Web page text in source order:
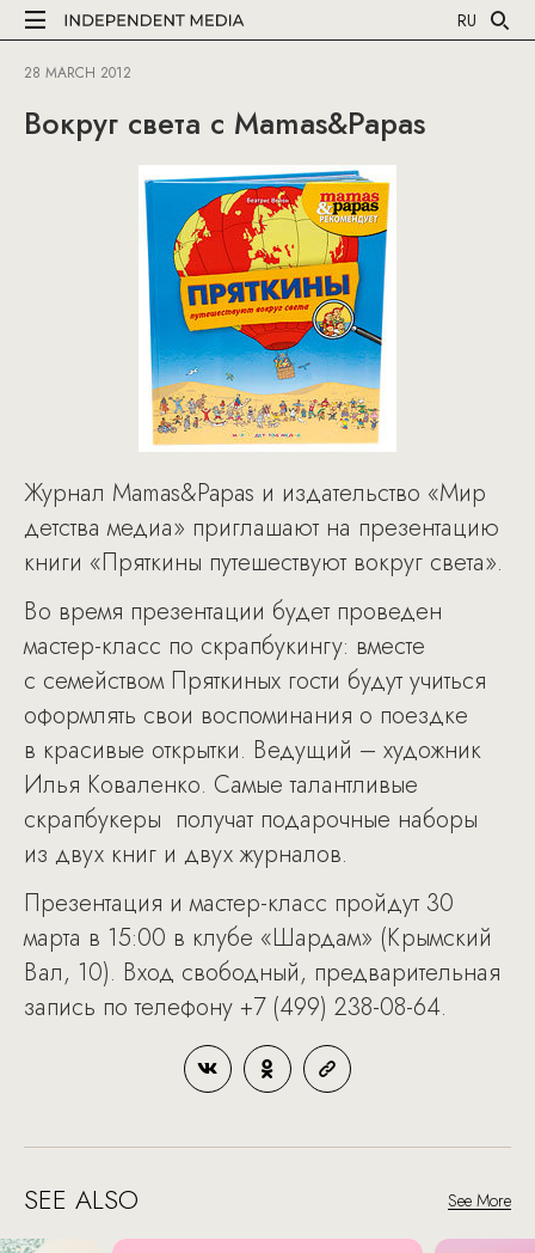
RU
28 MARCH 2012
Вокруг света с Mamas&Papas
Журнал Mamas&Papas и издательство «Мир
детства медиа» приглашают на презентацию
книги «Пряткины путешествуют вокруг света».
Во время презентации будет проведен
мастер-класс по скрапбукингу: вместе
с семейством Пряткиных гости будут учиться
оформлять свои воспоминания о поездке
в красивые открытки. Ведущий – художник
Илья Коваленко. Самые талантливые
скрапбукеры получат подарочные наборы
из двух книг и двух журналов.
Презентация и мастер-класс пройдут 30
марта в 15:00 в клубе «Шардам» (Крымский
Вал, 10). Вход свободный, предварительная
запись по телефону +7 (499) 238-08-64.
SEE ALSO See More